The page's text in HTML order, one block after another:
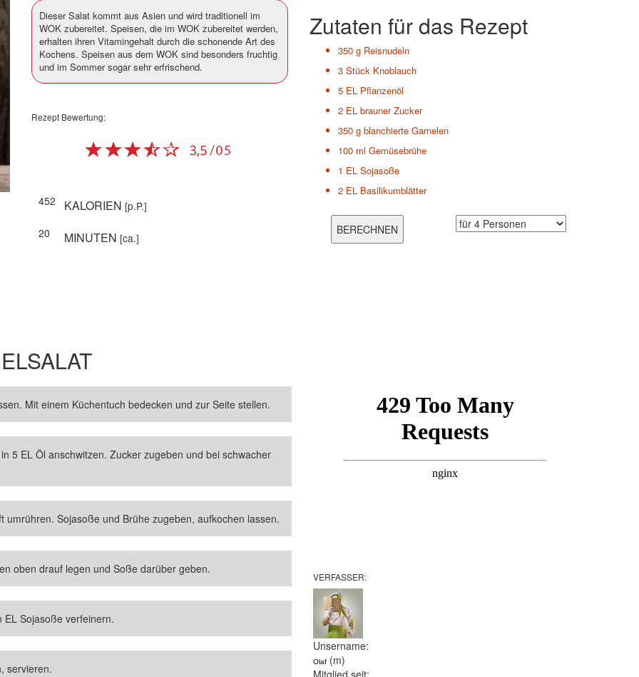
Dieser Salat kommt aus Asien und wird traditionell im
WOK zubereitet. Speisen, die im WOK zubereitet werden,
erhalten ihren Vitamingehalt durch die schonende Art des
Kochens. Speisen aus dem WOK sind besonders fruchtig
und im Sommer sogar sehr erfrischend.
Rezept Bewertung:
452 KALORIEN [p.P.]
20
MINUTEN [ca.]
Zutaten für das Rezept
350 g Reisnudeln
3 Stück Knoblauch
5 EL Pflanzenöl
2 EL brauner Zucker
350 g blanchierte Garnelen
100 ml Gemüsebrühe
1 EL Sojasoße
2 EL Basilikumblätter
Mit einem Küchentuch bedecken und zur Seite stellen.
5 EL Öl anschwitzen. Zucker zugeben und bei schwacher
Sojasoße und Brühe zugeben, aufkochen lassen.
oben drauf legen und Soße darüber geben.
EL Sojasoße verfeinern.
servieren.
VERFASSER:
Unsername:
Olaf (m)
Mitglied seit: